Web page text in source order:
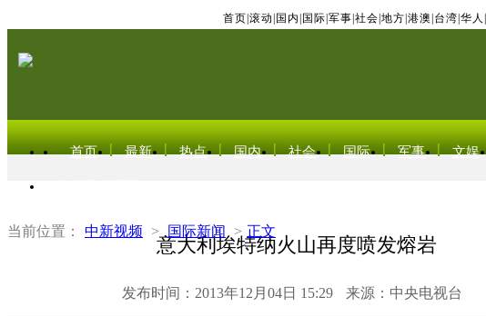
首页 滚动 国内 国际 军事 社会 地方 港澳 台湾 华人
首页 最新 热点 国内 社会 国际 军事 文娱
当前位置： 中新视频 > 国际新闻 > 正文
意大利埃特纳火山再度喷发熔岩
发布时间：2013年12月04日 15:29 来源：中央电视台